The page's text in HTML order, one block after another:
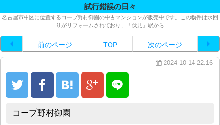
試行錯誤の日々
名古屋市中区に位置するコープ野村御園の中古マンションが販売中です。この物件は水回
りがリフォームされており、「伏見」駅から
前のページ TOP 次のページ
2024-10-14 22:16
コープ野村御園